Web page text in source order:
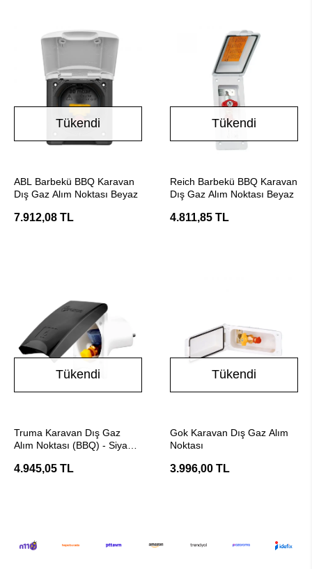
Tükendi
ABL Barbekü BBQ Karavan
Dış Gaz Alım Noktası Beyaz
7.912,08 TL
Tükendi
Reich Barbekü BBQ Karavan
Dış Gaz Alım Noktası Beyaz
4.811,85 TL
Tükendi
Truma Karavan Dış Gaz
Alım Noktası (BBQ) - Siyah
4.945,05 TL
Tükendi
Gok Karavan Dış Gaz Alım
Noktası
3.996,00 TL